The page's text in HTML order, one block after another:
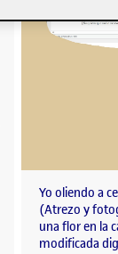
Yo oliendo a
(Atrezo y
una flor en la
modificada